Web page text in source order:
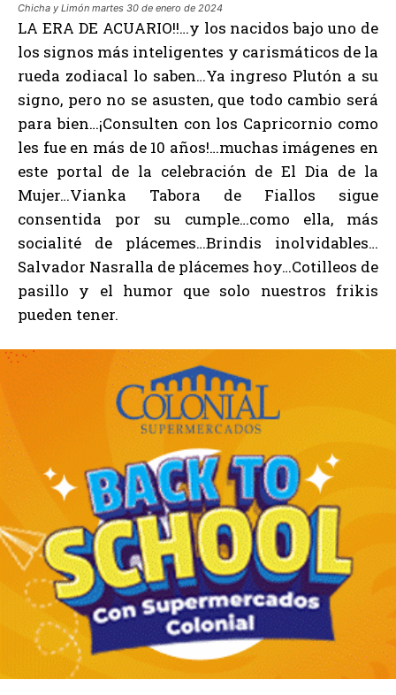
Chicha y Limón martes 30 de enero de 2024
LA ERA DE ACUARIO!!…y los nacidos bajo uno de
los signos más inteligentes y carismáticos de la
rueda zodiacal lo saben…Ya ingreso Plutón a su
signo, pero no se asusten, que todo cambio será
para bien…¡Consulten con los Capricornio como
les fue en más de 10 años!…muchas imágenes en
este portal de la celebración de El Dia de la
Mujer…Vianka Tabora de Fiallos sigue
consentida por su cumple…como ella, más
socialité de plácemes…Brindis inolvidables…
Salvador Nasralla de plácemes hoy…Cotilleos de
pasillo y el humor que solo nuestros frikis
pueden tener.